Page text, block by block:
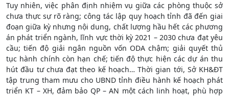
Tuy nhiên, việc phân định nhiệm vụ giữa các phòng thuộc sở
chưa thực sự rõ ràng; công tác lập quy hoạch tỉnh đã đến giai
đoạn giữa kỳ nhưng nội dung, chất lượng hầu hết các phương
án phát triển ngành, lĩnh vực thời kỳ 2021 – 2030 chưa đạt yêu
cầu; tiến độ giải ngân nguồn vốn ODA chậm; giải quyết thủ
tục hành chính còn hạn chế; tiến độ thực hiện các dự án thu
hút đầu tư chưa đạt theo kế hoạch… Thời gian tới, Sở KH&ĐT
tập trung tham mưu cho UBND tỉnh điều hành kế hoạch phát
triển KT – XH, đảm bảo QP – AN một cách linh hoạt, phù hợp